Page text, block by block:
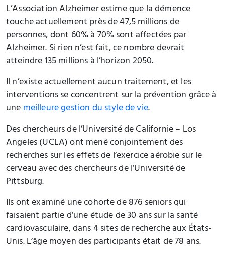
L’Association Alzheimer estime que la démence
touche actuellement près de 47,5 millions de
personnes, dont 60% à 70% sont affectées par
Alzheimer. Si rien n’est fait, ce nombre devrait
atteindre 135 millions à l’horizon 2050.
Il n’existe actuellement aucun traitement, et les
interventions se concentrent sur la prévention grâce à
unemeilleure gestion du style de vie.
Des chercheurs de l’Université de Californie – Los
Angeles (UCLA) ont mené conjointement des
recherches sur les effets de l’exercice aérobie sur le
cerveau avec des chercheurs de l’Université de
Pittsburg.
Ils ont examiné une cohorte de 876 seniors qui
faisaient partie d’une étude de 30 ans sur la santé
cardiovasculaire, dans 4 sites de recherche aux États-
Unis. L’âge moyen des participants était de 78 ans.